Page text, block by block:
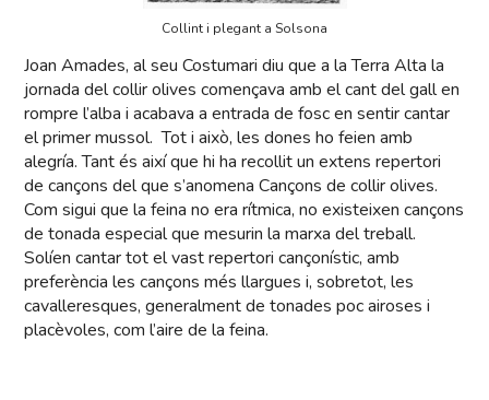
Collint i plegant a Solsona
Joan Amades, al seu Costumari diu que a la Terra Alta la
jornada del collir olives començava amb el cant del gall en
rompre l’alba i acabava a entrada de fosc en sentir cantar
el primer mussol. Tot i això, les dones ho feien amb
alegría. Tant és així que hi ha recollit un extens repertori
de cançons del que s’anomena Cançons de collir olives.
Com sigui que la feina no era rítmica, no existeixen cançons
de tonada especial que mesurin la marxa del treball.
Solíen cantar tot el vast repertori cançonístic, amb
preferència les cançons més llargues i, sobretot, les
cavalleresques, generalment de tonades poc airoses i
placèvoles, com l’aire de la feina.